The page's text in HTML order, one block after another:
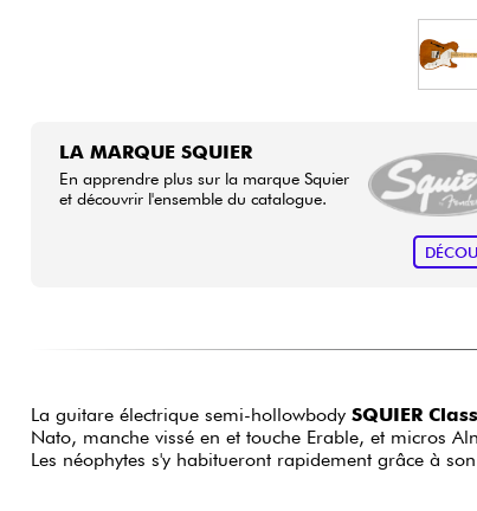
LA MARQUE SQUIER
En apprendre plus sur la marque Squier
et découvrir l'ensemble du catalogue.
La guitare électrique semi-hollowbody SQUIER
Nato, manche vissé en et touche Erable, et micros
Les néophytes s'y habitueront rapidement grâce à